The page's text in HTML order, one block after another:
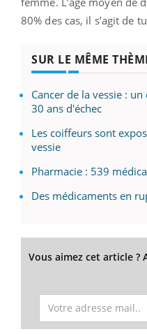
80% des cas, il s’agit de
SUR LE MÊME
Cancer de la vessie :
30 ans d'échec
Les coiffeurs sont
vessie
Pharmacie : 539
Des médicaments en
Vous aimez cet article ?